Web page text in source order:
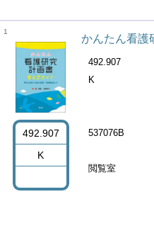
1
492.907
K
かんたん看護
492.907
K
537076B
閲覧室